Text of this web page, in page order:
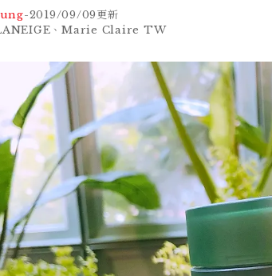
-2019/09/09更新
、Marie Claire TW